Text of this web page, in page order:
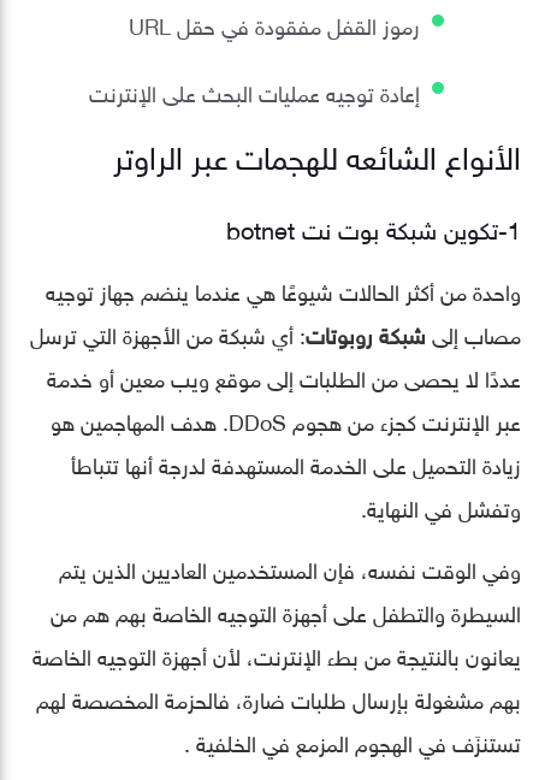
رموز القفل مفقودة في حقل URL
إعادة توجيه عمليات البحث على الإنترنت
الأنواع الشائعه للهجمات عبر الراوتر
1-تكوين شبكة بوت نت botnet
واحدة من أكثر الحالات شيوعًا هي عندما ينضم جهاز توجيه
مصاب إلىشبكة روبوتات: أي شبكة من الأجهزة التي ترسل
عددًا لا يحصى من الطلبات إلى موقع ويب معين أو خدمة
عبر الإنترنت كجزء من هجوم DDoS. هدف المهاجمين هو
زيادة التحميل على الخدمة المستهدفة لدرجة أنها تتباطأ
وتفشل في النهاية.
وفي الوقت نفسه، فإن المستخدمين العاديين الذين يتم
السيطرة والتطفل على أجهزة التوجيه الخاصة بهم هم من
يعانون بالنتيجة من بطء الإنترنت، لأن أجهزة التوجيه الخاصة
بهم مشغولة بإرسال طلبات ضارة، فالحزمة المخصصة لهم
تستنزَف في الهجوم المزمع في الخلفية .